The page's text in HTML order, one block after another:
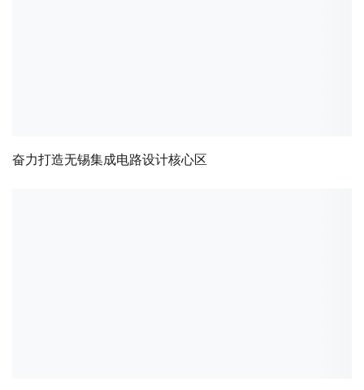
奋力打造无锡集成电路设计核心区